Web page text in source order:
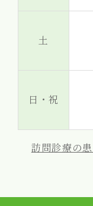
土
日・祝
訪問診療の